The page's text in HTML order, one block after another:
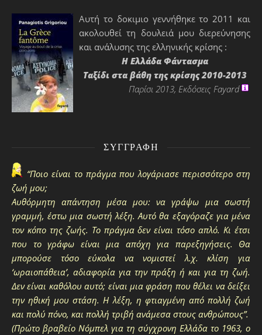
Αυτή το δοκιμιο γεννήθηκε το 2011 και
ακολουθεί τη δουλειά μου διερεύνησης
και ανάλυσης της ελληνικής κρίσης :
H Ελλάδα Φάντασμα
Ταξίδι στα βάθη της κρίσης 2010-2013
Παρίσι 2013, Εκδόσεις Fayard
ΣΥΓΓΡΑΦΉ
“Ποιο είναι το πράγμα που λογάριασε περισσότερο στη
ζωή μου;
Αυθόρμητη απάντηση μέσα μου: να γράψω μια σωστή
γραμμή, έστω μια σωστή λέξη. Αυτό θα εξαγόραζε για μένα
τον κόπο της ζωής. Το πράγμα δεν είναι τόσο απλό. Κι έτσι
που το γράφω είναι μια απόχη για παρεξηγήσεις. Θα
μπορούσε τόσο εύκολα να νομιστεί λ.χ. κλίση για
‘ωραιοπάθεια’, αδιαφορία για την πράξη ή και για τη ζωή.
Δεν είναι καθόλου αυτό; είναι μια φράση που θέλει να δείξει
την ηθική μου στάση. Η λέξη, η φτιαγμένη από πολλή ζωή
και πολύ πόνο, και πολλή τριβή ανάμεσα στους ανθρώπους”.
(Πρώτο βραβείο Νόμπελ για τη σύγχρονη Ελλάδα το 1963, ο